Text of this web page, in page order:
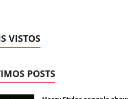
VISTOS
POSTS